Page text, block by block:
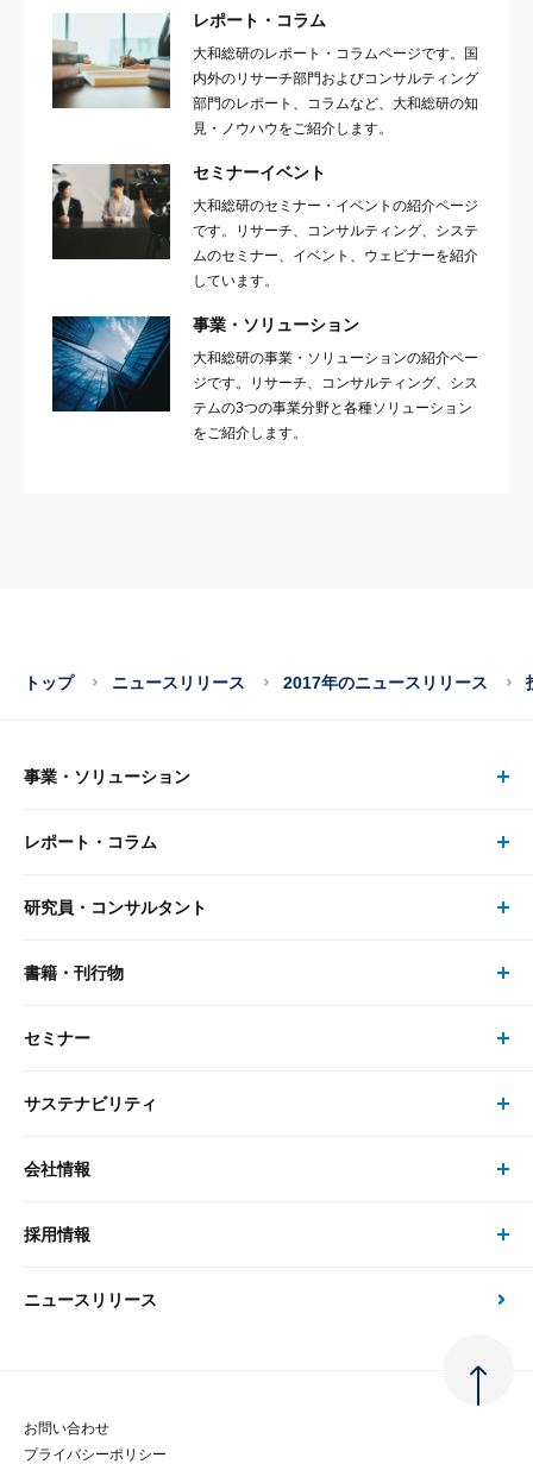
レポート・コラム
大和総研のレポート・コラムページです。国
内外のリサーチ部門およびコンサルティング
部門のレポート、コラムなど、大和総研の知
見・ノウハウをご紹介します。
セミナーイベント
大和総研のセミナー・イベントの紹介ページ
です。リサーチ、コンサルティング、システ
ムのセミナー、イベント、ウェビナーを紹介
しています。
事業・ソリューション
大和総研の事業・ソリューションの紹介ペー
ジです。リサーチ、コンサルティング、シス
テムの3つの事業分野と各種ソリューション
をご紹介します。
トップ ニュースリリース 2017年のニュースリリース
事業・ソリューション
事業・ソリューション トップ
リサーチ
大和総研の強み
先端テクノロジーに基づく新たな価値の創出
レポート・コラム
レポート・コラム トップ
最新のレポート・コラム
政策分析
金融経済教育等
研究員・コンサルタント
研究員・コンサルタント トップ
研究員
書籍・刊行物
書籍・刊行物 トップ
書籍
セミナー
セミナー トップ
現在受付中のセミナー・イベント
サステナビリティ
サステナビリティの取り組み
次世代社会への貢献
会社情報
会社情報 トップ
会社概要・役員一覧
採用情報
採用情報 トップ
経験者採用
ニュースリリース
お問い合わせ
プライバシーポリシー